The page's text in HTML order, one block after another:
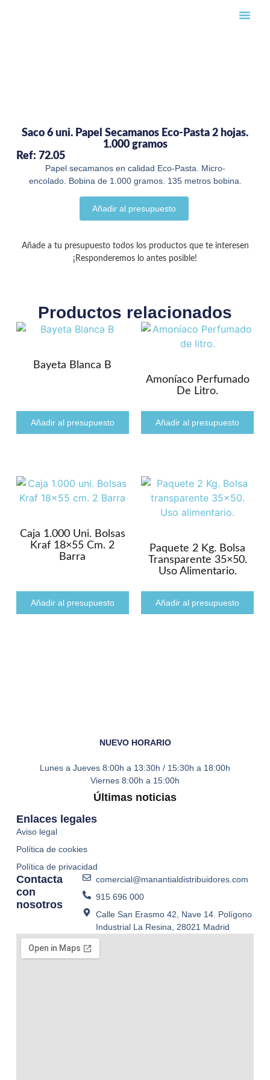
Saco 6 uni. Papel Secamanos Eco-Pasta 2 hojas.
1.000 gramos
Ref: 72.05
Papel secamanos en calidad Eco-Pasta. Micro-
encolado. Bobina de 1.000 gramos. 135 metros bobina.
Añadir al presupuesto
Añade a tu presupuesto todos los productos que te interesen
¡Responderemos lo antes posible!
Productos relacionados
Bayeta Blanca B
Añadir al presupuesto
Amoníaco Perfumado
De Litro.
Añadir al presupuesto
Caja 1.000 Uni. Bolsas
Kraf 18×55 Cm. 2
Barra
Añadir al presupuesto
Paquete 2 Kg. Bolsa
Transparente 35×50.
Uso Alimentario.
Añadir al presupuesto
NUEVO HORARIO
Lunes a Jueves 8:00h a 13:30h / 15:30h a 18:00h
Viernes 8:00h a 15:00h
Últimas noticias
Enlaces legales
Aviso legal
Política de cookies
Política de privacidad
Contacta
con
nosotros
comercial@manantialdistribuidores.com
915 696 000
Calle San Erasmo 42, Nave 14. Polígono
Industrial La Resina, 28021 Madrid